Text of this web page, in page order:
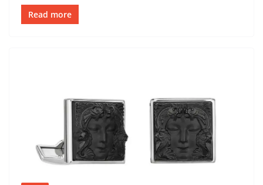
Read more